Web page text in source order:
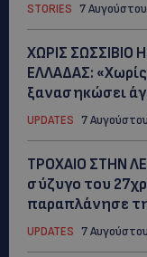
STORIES 7
ΧΩΡΙΣ ΣΩΣΣΙΒΙΟ
ΕΛΛΑΔΑΣ:
ξανασηκώσει
UPDATES 7
ΤΡΟΧΑΙΟ ΣΤΗΝ
σύζυγο του
παραπλάνησε
UPDATES 7